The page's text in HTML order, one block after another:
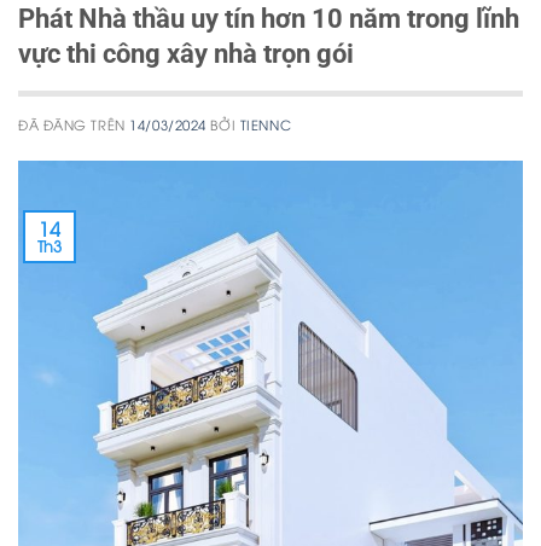
Phát Nhà thầu uy tín hơn 10 năm trong lĩnh
vực thi công xây nhà trọn gói
ĐÃ ĐĂNG TRÊN 14/03/2024 BỞI TIENNC
14
Th3